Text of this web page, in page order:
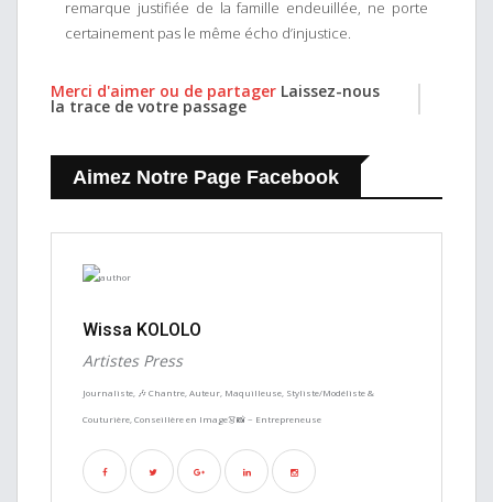
remarque justifiée de la famille endeuillée, ne porte
certainement pas le même écho d’injustice.
Merci d'aimer ou de partager Laissez-nous
la trace de votre passage
Aimez Notre Page Facebook
Wissa KOLOLO
Artistes Press
Journaliste, 🎶 Chantre, Auteur, Maquilleuse, Styliste/Modéliste &
Couturière, Conseillère en Image👗📸 ~ Entrepreneuse